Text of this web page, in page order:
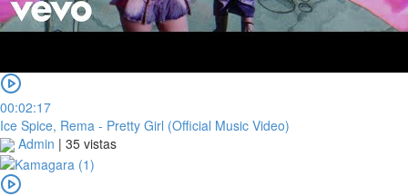
00:02:17
Ice Spice, Rema - Pretty Girl (Official Music Video)
Admin | 35 vistas